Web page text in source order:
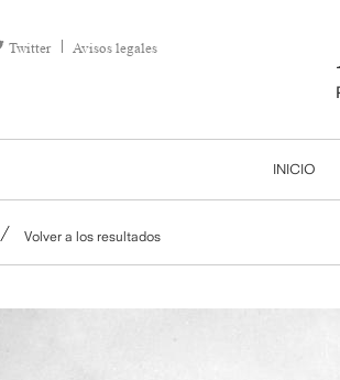
Twitter Avisos legales
INICIO
/ Volver a los resultados